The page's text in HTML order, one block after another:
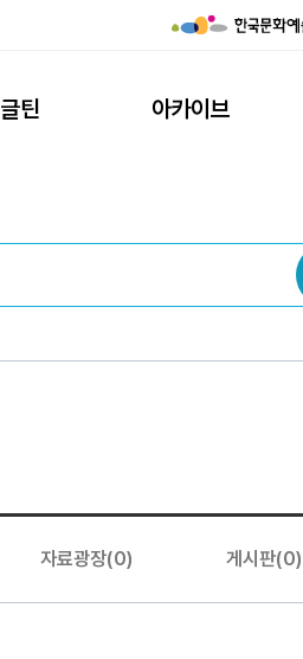
글틴 아카이브
자료광장(0) 게시판(0)